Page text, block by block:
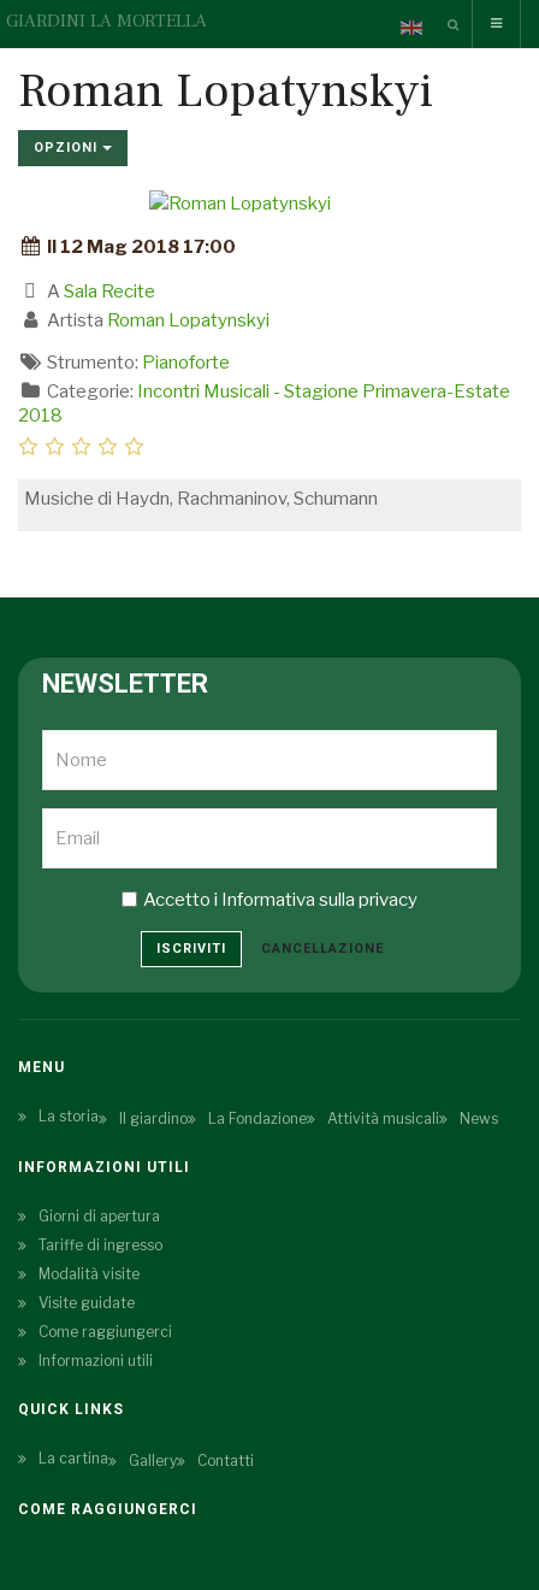
GIARDINI LA MORTELLA
Roman Lopatynskyi
OPZIONI
Il 12 Mag 2018 17:00
A Sala Recite
Artista Roman Lopatynskyi
Strumento: Pianoforte
Categorie: Incontri Musicali - Stagione Primavera-Estate
2018
Musiche di Haydn, Rachmaninov, Schumann
NEWSLETTER
Accetto i Informativa sulla privacy
ISCRIVITI CANCELLAZIONE
MENU
La storia Il giardino La Fondazione Attività musicali News
INFORMAZIONI UTILI
Giorni di apertura
Tariffe di ingresso
Modalità visite
Visite guidate
Come raggiungerci
Informazioni utili
QUICK LINKS
La cartina Gallery Contatti
COME RAGGIUNGERCI